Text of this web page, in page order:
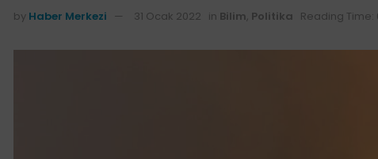
by Haber Merkezi 31 Ocak 2022 in Bilim Politika Reading